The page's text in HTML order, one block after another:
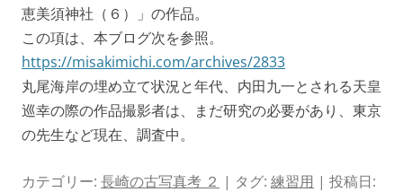
恵美須神社（６）」の作品。
この項は、本ブログ次を参照。
https://misakimichi.com/archives/2833
丸尾海岸の埋め立て状況と年代、内田九一とされる天皇
巡幸の際の作品撮影者は、まだ研究の必要があり、東京
の先生など現在、調査中。
カテゴリー: 長崎の古写真考 ２ | タグ: 練習用 | 投稿日: